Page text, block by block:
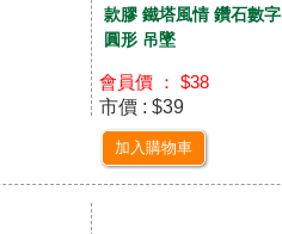
款膠 鐵塔風情 鑽石數字
圓形 吊墜
會員價 ： $38
市價 : $39
加入購物車